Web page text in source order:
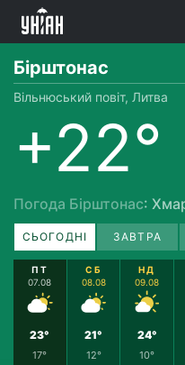
Бірштонас
Вільнюський повіт, Литва
+22°
Погода Бірштонас:
СЬОГОДНІ ЗАВТРА
ПТ
07.08
23°
17°
СБ
08.08
21°
12°
НД
09.08
24°
10°